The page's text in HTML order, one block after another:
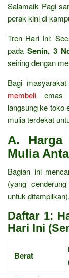
Salamaik Pagi
perak kini di
Tren Hari Ini:
pada Senin, 3
seiring dengan
Bagi masyarakat
membeli emas
langsung ke toko
mulia terdekat
A. Harga
Mulia
Bagian ini
(yang
untuk ditampilkan).
Daftar 1:
Hari Ini
Berat